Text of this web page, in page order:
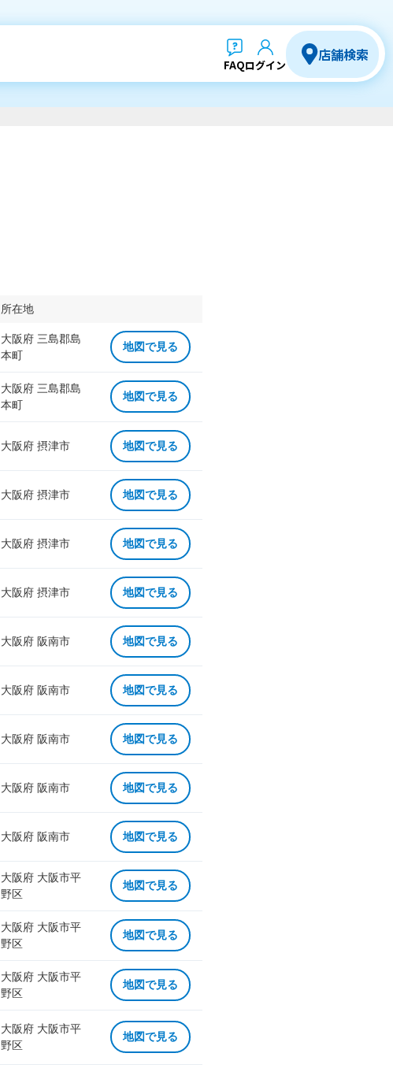
FAQログイン
店舗検索
所在地
大阪府 三島郡島
本町
地図で見る
大阪府 三島郡島
本町
地図で見る
大阪府 摂津市 地図で見る
大阪府 摂津市 地図で見る
大阪府 摂津市 地図で見る
大阪府 摂津市 地図で見る
大阪府 阪南市 地図で見る
大阪府 阪南市 地図で見る
大阪府 阪南市 地図で見る
大阪府 阪南市 地図で見る
大阪府 阪南市 地図で見る
大阪府 大阪市平
野区
地図で見る
大阪府 大阪市平
野区
地図で見る
大阪府 大阪市平
野区
地図で見る
大阪府 大阪市平
野区
地図で見る